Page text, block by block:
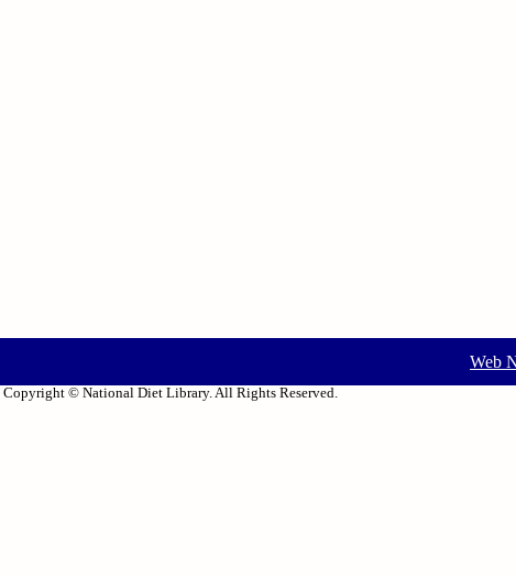
Web
Copyright © National Diet Library. All Rights Reserved.